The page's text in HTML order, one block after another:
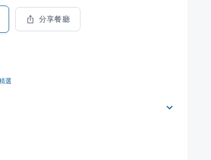
分享餐廳
選